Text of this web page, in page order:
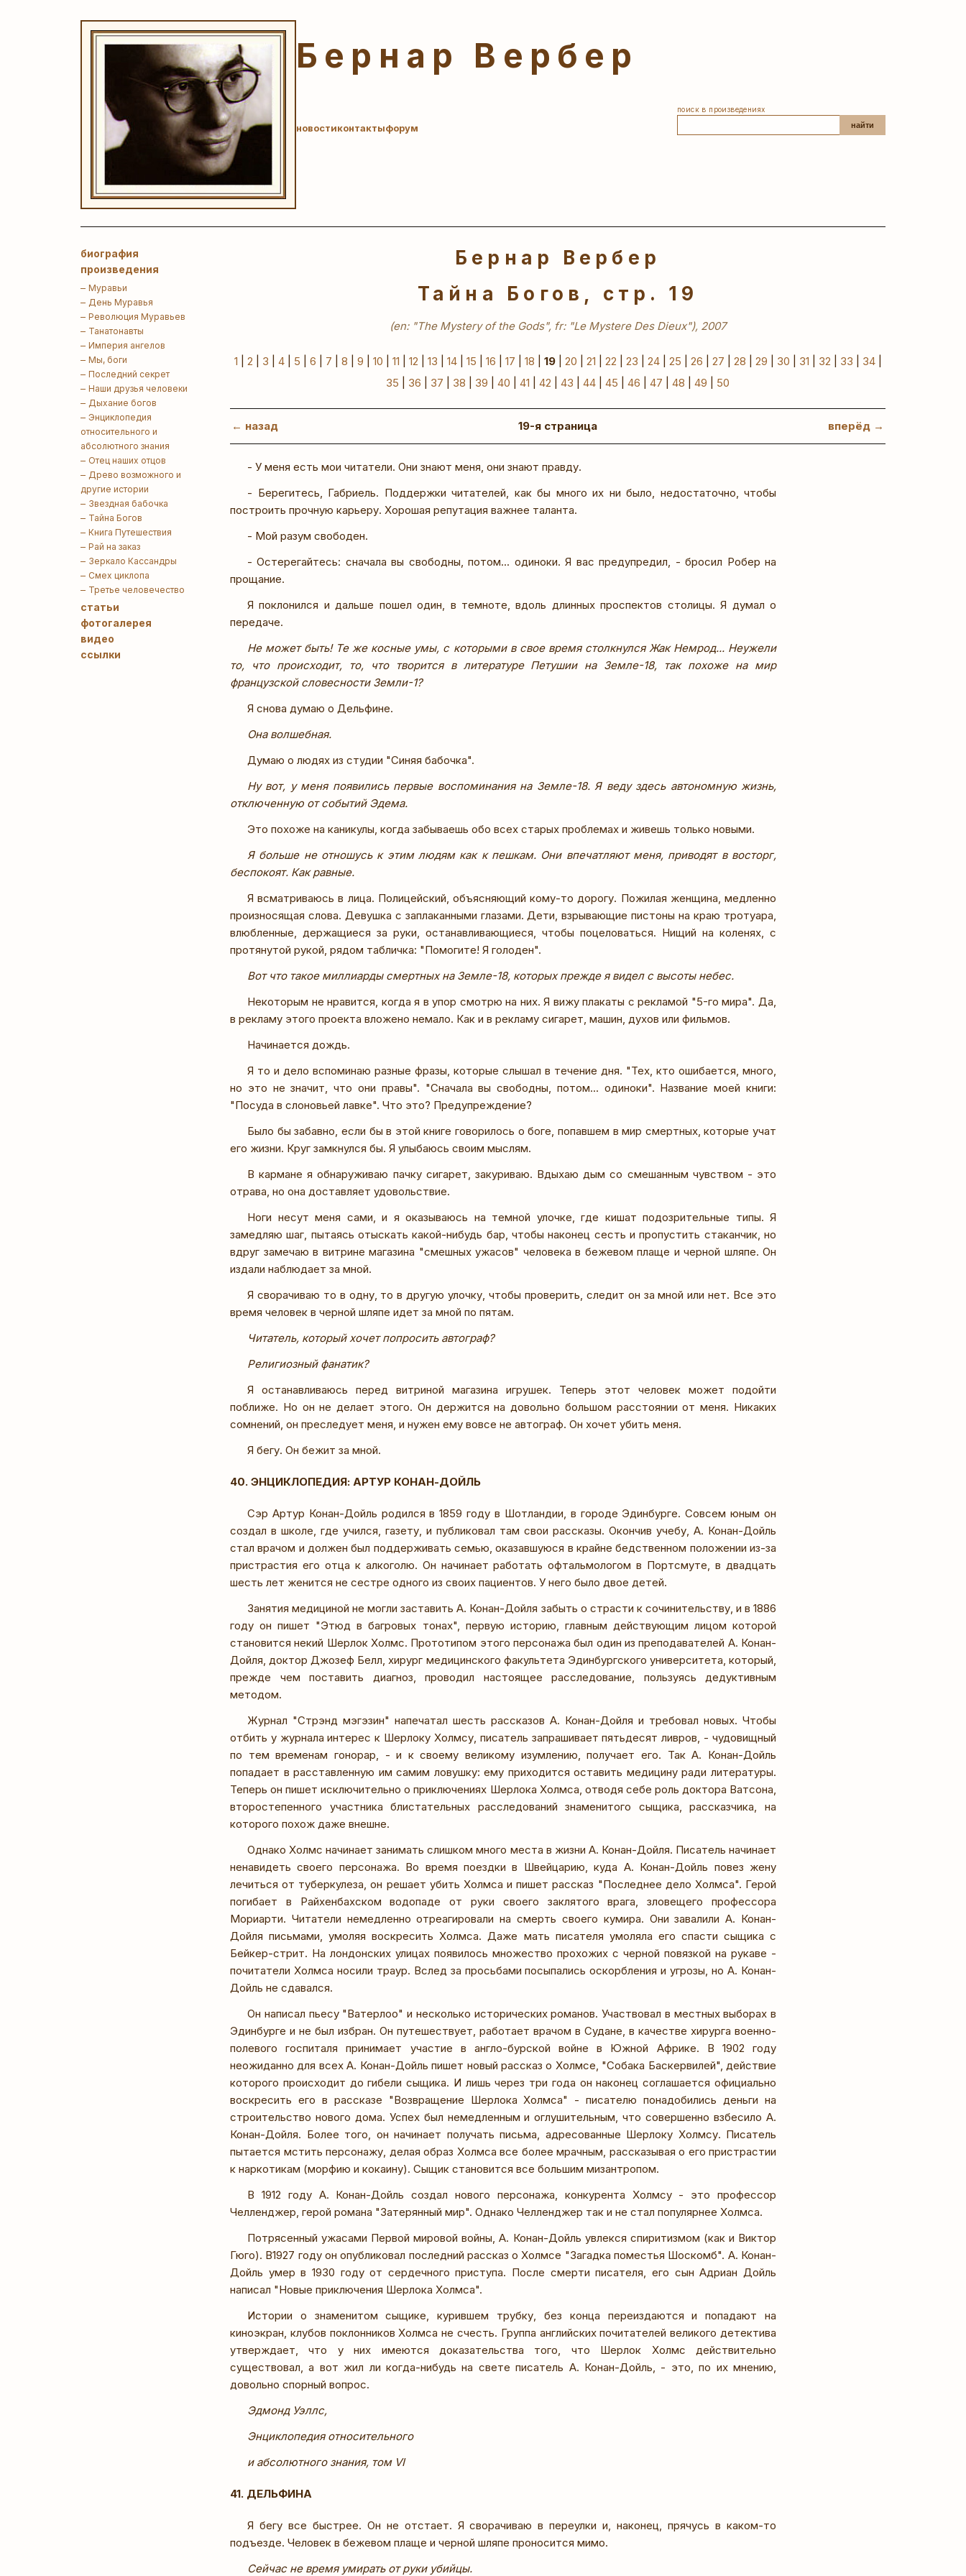
Бернар Вербер
новостиконтактыфорум
поиск в произведениях
найти
биография
произведения
Муравьи
День Муравья
Революция Муравьев
Танатонавты
Империя ангелов
Мы, боги
Последний секрет
Наши друзья человеки
Дыхание богов
Энциклопедия
относительного и
абсолютного знания
Отец наших отцов
Древо возможного и
другие истории
Звездная бабочка
Тайна Богов
Книга Путешествия
Рай на заказ
Зеркало Кассандры
Смех циклопа
Третье человечество
статьи
фотогалерея
видео
ссылки
Бернар Вербер
Тайна Богов, стр. 19
(en: "The Mystery of the Gods", fr: "Le Mystere Des Dieux"), 2007
1 2 3 4| 5 6 7 8 9 10 11 12 13 14| 15 16 17 18 19| 20 21 22 23 24| 25 26 27 28 29 30 31 32 33 34|
35
36 37 38 39 40 41 42 43 44 45 46 47 48 49 50
← назад 19-я страница вперёд →
- У меня есть мои читатели. Они знают меня, они знают правду.
- Берегитесь, Габриель. Поддержки читателей, как бы много их ни было, недостаточно, чтобы
построить прочную карьеру. Хорошая репутация важнее таланта.
- Мой разум свободен.
- Остерегайтесь: сначала вы свободны, потом... одиноки. Я вас предупредил, - бросил Робер на
прощание.
Я поклонился и дальше пошел один, в темноте, вдоль длинных проспектов столицы. Я думал о
передаче.
Не может быть! Те же косные умы, с которыми в свое время столкнулся Жак Немрод... Неужели
то, что происходит, то, что творится в литературе Петушии на Земле-18, так похоже на мир
французской словесности Земли-1?
Я снова думаю о Дельфине.
Она волшебная.
Думаю о людях из студии "Синяя бабочка".
Ну вот, у меня появились первые воспоминания на Земле-18. Я веду здесь автономную жизнь,
отключенную от событий Эдема.
Это похоже на каникулы, когда забываешь обо всех старых проблемах и живешь только новыми.
Я больше не отношусь к этим людям как к пешкам. Они впечатляют меня, приводят в восторг,
беспокоят. Как равные.
Я всматриваюсь в лица. Полицейский, объясняющий кому-то дорогу. Пожилая женщина, медленно
произносящая слова. Девушка с заплаканными глазами. Дети, взрывающие пистоны на краю тротуара,
влюбленные, держащиеся за руки, останавливающиеся, чтобы поцеловаться. Нищий на коленях, с
протянутой рукой, рядом табличка: "Помогите! Я голоден".
Вот что такое миллиарды смертных на Земле-18, которых прежде я видел с высоты небес.
Некоторым не нравится, когда я в упор смотрю на них. Я вижу плакаты с рекламой "5-го мира". Да,
в рекламу этого проекта вложено немало. Как и в рекламу сигарет, машин, духов или фильмов.
Начинается дождь.
Я то и дело вспоминаю разные фразы, которые слышал в течение дня. "Тех, кто ошибается, много,
но это не значит, что они правы". "Сначала вы свободны, потом... одиноки". Название моей книги:
"Посуда в слоновьей лавке". Что это? Предупреждение?
Было бы забавно, если бы в этой книге говорилось о боге, попавшем в мир смертных, которые учат
его жизни. Круг замкнулся бы. Я улыбаюсь своим мыслям.
В кармане я обнаруживаю пачку сигарет, закуриваю. Вдыхаю дым со смешанным чувством - это
отрава, но она доставляет удовольствие.
Ноги несут меня сами, и я оказываюсь на темной улочке, где кишат подозрительные типы. Я
замедляю шаг, пытаясь отыскать какой-нибудь бар, чтобы наконец сесть и пропустить стаканчик, но
вдруг замечаю в витрине магазина "смешных ужасов" человека в бежевом плаще и черной шляпе. Он
издали наблюдает за мной.
Я сворачиваю то в одну, то в другую улочку, чтобы проверить, следит он за мной или нет. Все это
время человек в черной шляпе идет за мной по пятам.
Читатель, который хочет попросить автограф?
Религиозный фанатик?
Я останавливаюсь перед витриной магазина игрушек. Теперь этот человек может подойти
поближе. Но он не делает этого. Он держится на довольно большом расстоянии от меня. Никаких
сомнений, он преследует меня, и нужен ему вовсе не автограф. Он хочет убить меня.
Я бегу. Он бежит за мной.
40. ЭНЦИКЛОПЕДИЯ: АРТУР КОНАН-ДОЙЛЬ
Сэр Артур Конан-Дойль родился в 1859 году в Шотландии, в городе Эдинбурге. Совсем юным он
создал в школе, где учился, газету, и публиковал там свои рассказы. Окончив учебу, А. Конан-Дойль
стал врачом и должен был поддерживать семью, оказавшуюся в крайне бедственном положении из-за
пристрастия его отца к алкоголю. Он начинает работать офтальмологом в Портсмуте, в двадцать
шесть лет женится не сестре одного из своих пациентов. У него было двое детей.
Занятия медициной не могли заставить А. Конан-Дойля забыть о страсти к сочинительству, и в 1886
году он пишет "Этюд в багровых тонах", первую историю, главным действующим лицом которой
становится некий Шерлок Холмс. Прототипом этого персонажа был один из преподавателей А. Конан-
Дойля, доктор Джозеф Белл, хирург медицинского факультета Эдинбургского университета, который,
прежде чем поставить диагноз, проводил настоящее расследование, пользуясь дедуктивным
методом.
Журнал "Стрэнд мэгэзин" напечатал шесть рассказов А. Конан-Дойля и требовал новых. Чтобы
отбить у журнала интерес к Шерлоку Холмсу, писатель запрашивает пятьдесят ливров, - чудовищный
по тем временам гонорар, - и к своему великому изумлению, получает его. Так А. Конан-Дойль
попадает в расставленную им самим ловушку: ему приходится оставить медицину ради литературы.
Теперь он пишет исключительно о приключениях Шерлока Холмса, отводя себе роль доктора Ватсона,
второстепенного участника блистательных расследований знаменитого сыщика, рассказчика, на
которого похож даже внешне.
Однако Холмс начинает занимать слишком много места в жизни А. Конан-Дойля. Писатель начинает
ненавидеть своего персонажа. Во время поездки в Швейцарию, куда А. Конан-Дойль повез жену
лечиться от туберкулеза, он решает убить Холмса и пишет рассказ "Последнее дело Холмса". Герой
погибает в Райхенбахском водопаде от руки своего заклятого врага, зловещего профессора
Мориарти. Читатели немедленно отреагировали на смерть своего кумира. Они завалили А. Конан-
Дойля письмами, умоляя воскресить Холмса. Даже мать писателя умоляла его спасти сыщика с
Бейкер-стрит. На лондонских улицах появилось множество прохожих с черной повязкой на рукаве -
почитатели Холмса носили траур. Вслед за просьбами посыпались оскорбления и угрозы, но А. Конан-
Дойль не сдавался.
Он написал пьесу "Ватерлоо" и несколько исторических романов. Участвовал в местных выборах в
Эдинбурге и не был избран. Он путешествует, работает врачом в Судане, в качестве хирурга военно-
полевого госпиталя принимает участие в англо-бурской войне в Южной Африке. В 1902 году
неожиданно для всех А. Конан-Дойль пишет новый рассказ о Холмсе, "Собака Баскервилей", действие
которого происходит до гибели сыщика. И лишь через три года он наконец соглашается официально
воскресить его в рассказе "Возвращение Шерлока Холмса" - писателю понадобились деньги на
строительство нового дома. Успех был немедленным и оглушительным, что совершенно взбесило А.
Конан-Дойля. Более того, он начинает получать письма, адресованные Шерлоку Холмсу. Писатель
пытается мстить персонажу, делая образ Холмса все более мрачным, рассказывая о его пристрастии
к наркотикам (морфию и кокаину). Сыщик становится все большим мизантропом.
В 1912 году А. Конан-Дойль создал нового персонажа, конкурента Холмсу - это профессор
Челленджер, герой романа "Затерянный мир". Однако Челленджер так и не стал популярнее Холмса.
Потрясенный ужасами Первой мировой войны, А. Конан-Дойль увлекся спиритизмом (как и Виктор
Гюго). В1927 году он опубликовал последний рассказ о Холмсе "Загадка поместья Шоскомб". А. Конан-
Дойль умер в 1930 году от сердечного приступа. После смерти писателя, его сын Адриан Дойль
написал "Новые приключения Шерлока Холмса".
Истории о знаменитом сыщике, курившем трубку, без конца переиздаются и попадают на
киноэкран, клубов поклонников Холмса не счесть. Группа английских почитателей великого детектива
утверждает, что у них имеются доказательства того, что Шерлок Холмс действительно
существовал, а вот жил ли когда-нибудь на свете писатель А. Конан-Дойль, - это, по их мнению,
довольно спорный вопрос.
Эдмонд Уэллс,
Энциклопедия относительного
и абсолютного знания, том VI
41. ДЕЛЬФИНА
Я бегу все быстрее. Он не отстает. Я сворачиваю в переулки и, наконец, прячусь в каком-то
подъезде. Человек в бежевом плаще и черной шляпе проносится мимо.
Сейчас не время умирать от руки убийцы.